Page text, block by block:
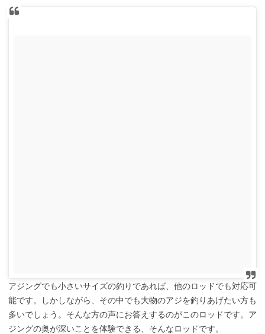
アジングでも小さいサイズの釣りであれば、他のロッドでも対応可
能です。しかしながら、その中でも大物のアジを釣りあげたい方も
多いでしょう。そんな方の声にお答えするのがこのロッドです。ア
ジングの奥が深いことを体験できる、そんなロッドです。